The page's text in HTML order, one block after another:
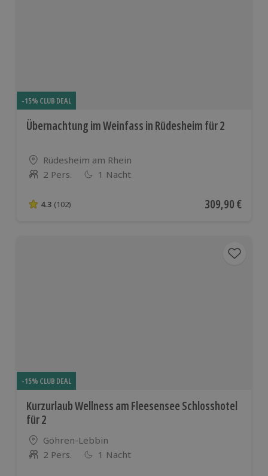
-15% CLUB DEAL
Übernachtung im Weinfass in Rüdesheim für 2
Standort
Rüdesheim am Rhein
Anzahl der Teilnehmer
2 Pers. 1 Nacht
4.3 von 5 Sternen basierend auf 102 Bewertungen
4.3 (102) Aktueller Preis
309,90 €
-15% CLUB DEAL
Kurzurlaub Wellness am Fleesensee Schlosshotel
für 2
Standort
Göhren-Lebbin
Anzahl der Teilnehmer
2 Pers. 1 Nacht